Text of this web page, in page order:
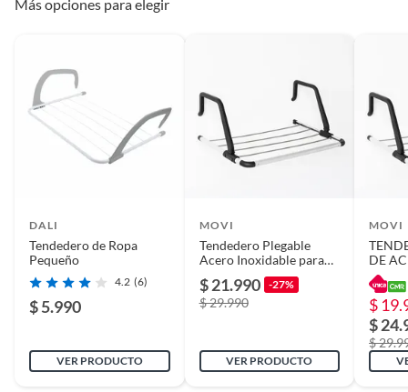
Plegable Si
Material de
Condicion del
producto
Nuevo
Más opciones para elegir
DALI
Tendedero de Ropa
Pequeño
4.2 (6)
$ 5.990
VER PRODUCTO
MOVI
Tendedero Plegable
Acero Inoxidable para
Balcón Ventana y
Radiador Ajustable
$ 21.990 -27%
$ 29.990
VER PRODUCTO
MOVI
DE
$
$
$